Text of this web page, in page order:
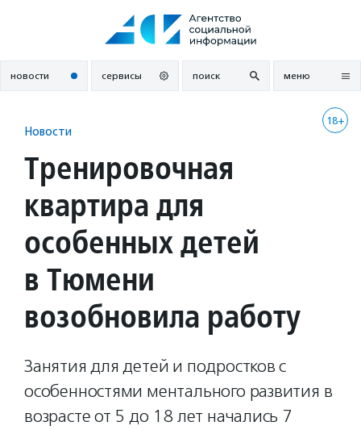
новости сервисы поиск меню
18+
Новости
Тренировочная
квартира для
особенных детей
в Тюмени
возобновила работу
Занятия для детей и подростков с
особенностями ментального развития в
возрасте от 5 до 18 лет начались 7